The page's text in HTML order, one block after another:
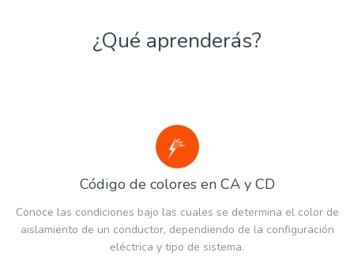
¿Qué aprenderás?
Código de colores en CA y CD
Conoce las condiciones bajo las cuales se determina el color de
aislamiento de un conductor, dependiendo de la configuración
eléctrica y tipo de sistema.